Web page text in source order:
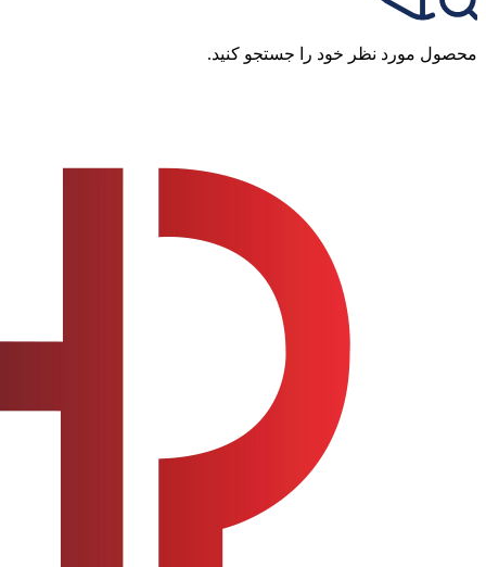
محصول مورد نظر خود را جستجو کنید.